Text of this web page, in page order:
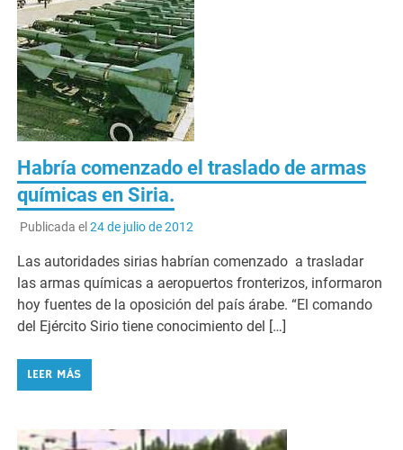
Habría comenzado el traslado de armas
químicas en Siria.
Publicada el 24 de julio de 2012
Las autoridades sirias habrían comenzado a trasladar
las armas químicas a aeropuertos fronterizos, informaron
hoy fuentes de la oposición del país árabe. “El comando
del Ejército Sirio tiene conocimiento del […]
LEER MÁS